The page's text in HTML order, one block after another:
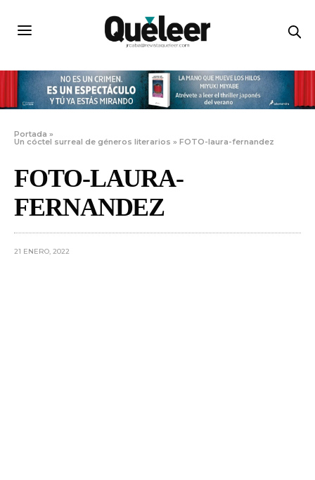
Portada »
Un cóctel surreal de géneros literarios »FOTO-laura-fernandez
FOTO-LAURA-
FERNANDEZ
21 ENERO, 2022